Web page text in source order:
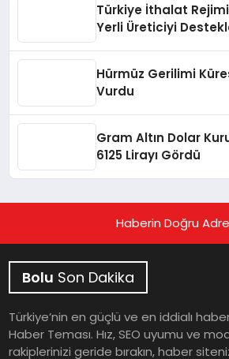
Türkiye İthalat
Yerli Üreticiyi
Hürmüz Gerilimi
Vurdu
Gram Altın Dolar
6125 Lirayı Gördü
Haberin Doğru
Bolu Son Dakika
Türkiye’nin en güçlü ve en iddialı
Haber Teması. Hız, SEO uyumu ve
rakiplerinizi geride bırakın, haber